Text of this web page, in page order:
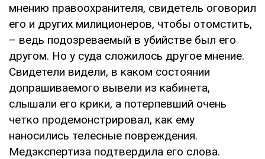
мнению правоохранителя, свидетель оговорил
его и других милиционеров, чтобы отомстить,
– ведь подозреваемый в убийстве был его
другом. Но у суда сложилось другое мнение.
Свидетели видели, в каком состоянии
допрашиваемого вывели из кабинета,
слышали его крики, а потерпевший очень
четко продемонстрировал, как ему
наносились телесные повреждения.
Медэкспертиза подтвердила его слова.